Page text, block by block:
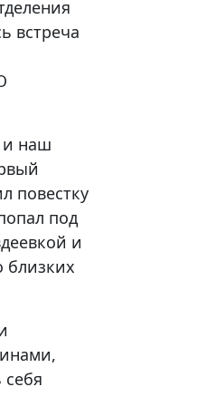
встреча
и наш
повестку
под
и
близких